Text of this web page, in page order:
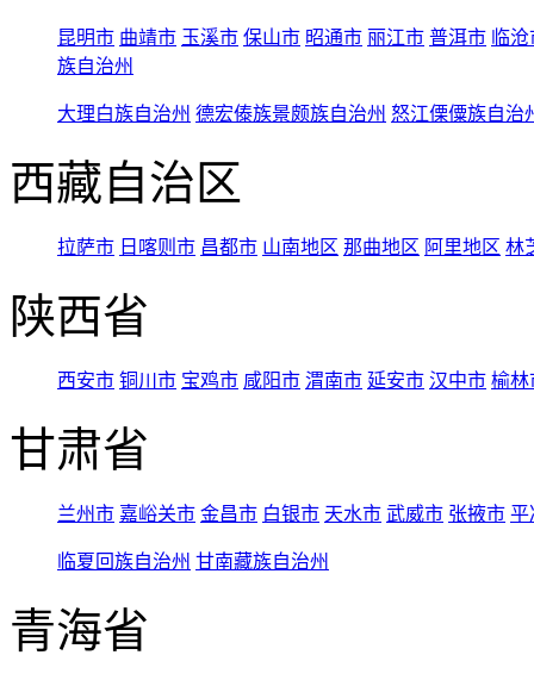
昆明市 曲靖市 玉溪市 保山市 昭通市 丽江市 普洱市 临
族自治州
大理白族自治州 德宏傣族景颇族自治州 怒江傈僳族自治
西藏自治区
拉萨市 日喀则市 昌都市 山南地区 那曲地区 阿里地区 林
陕西省
西安市 铜川市 宝鸡市 咸阳市 渭南市 延安市 汉中市 榆林
甘肃省
兰州市 嘉峪关市 金昌市 白银市 天水市 武威市 张掖市 平
临夏回族自治州 甘南藏族自治州
青海省